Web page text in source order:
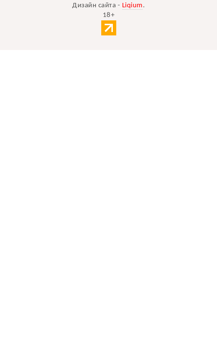
Дизайн сайта - Liqium .
18+